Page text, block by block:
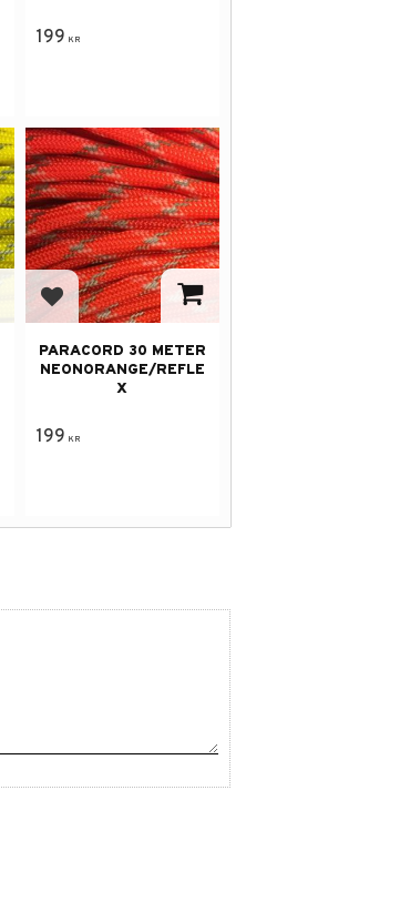
199 KR
Add to favorites
PARACORD 30 METER
NEONORANGE/REFLE
X
199 KR